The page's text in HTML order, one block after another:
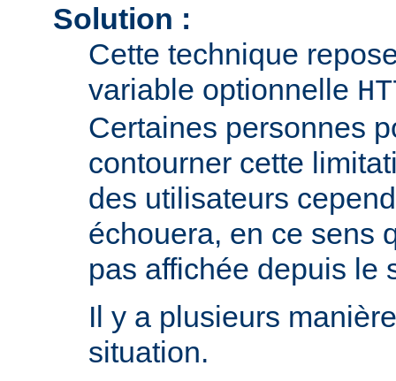
Solution :
Cette technique
variable optionnelle
Certaines personnes
contourner cette
des utilisateurs
échouera, en ce sens
pas affichée depuis le
Il y a plusieurs
situation.